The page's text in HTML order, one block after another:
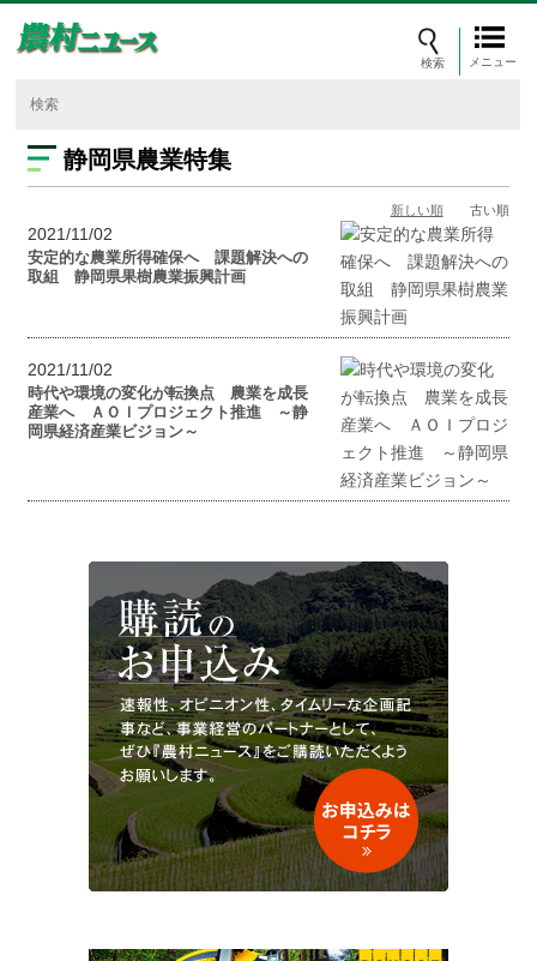
メニュー
静岡県農業特集
新しい順 古い順
2021/11/02
安定的な農業所得確保へ 課題解決への
取組 静岡県果樹農業振興計画
2021/11/02
時代や環境の変化が転換点 農業を成長
産業へ ＡＯＩプロジェクト推進 ～静
岡県経済産業ビジョン～